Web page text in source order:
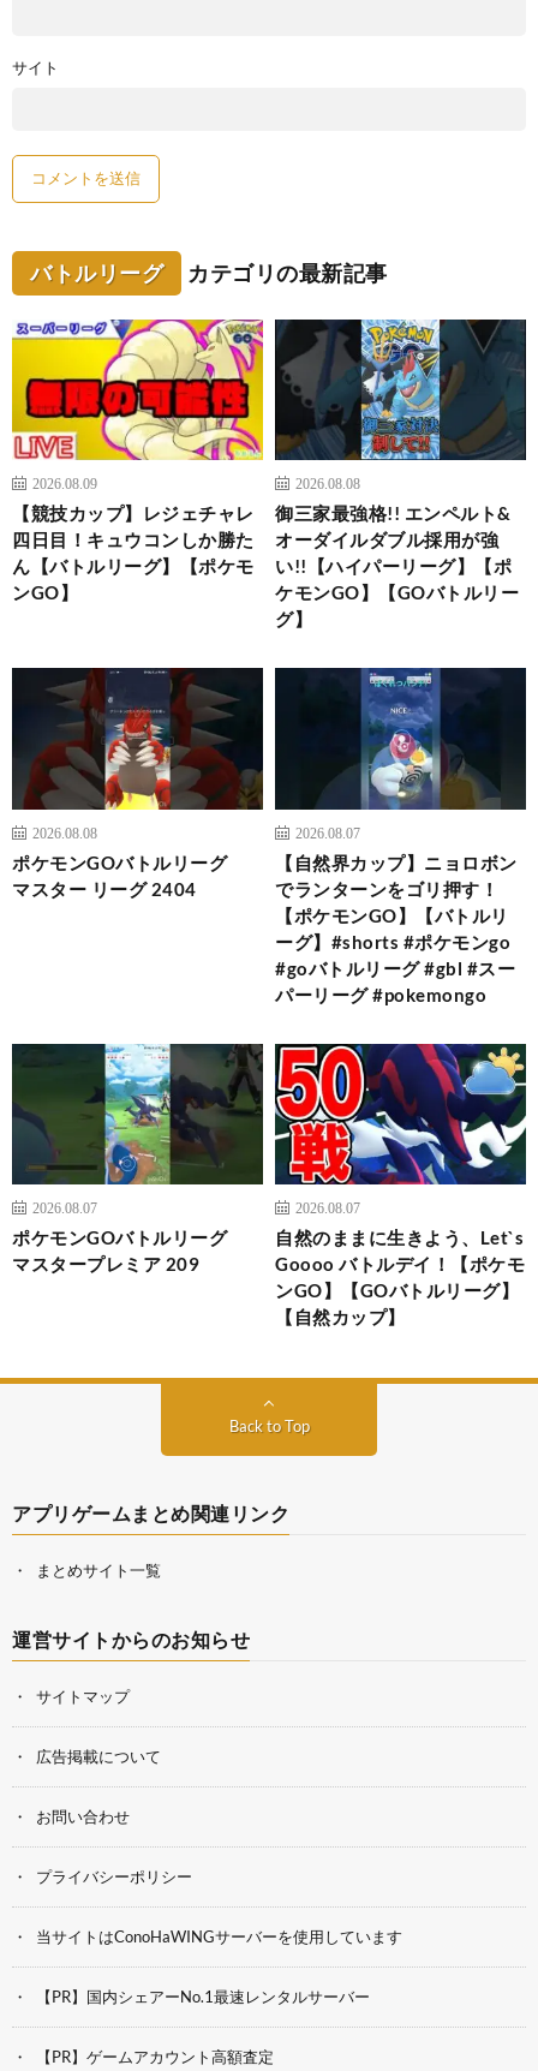
サイト
バトルリーグ カテゴリの最新記事
2026.08.09
【競技カップ】レジェチャレ
四日目！キュウコンしか勝た
ん【バトルリーグ】【ポケモ
ンGO】
2026.08.08
御三家最強格!! エンペルト&
オーダイルダブル採用が強
い!!【ハイパーリーグ】【ポ
ケモンGO】【GOバトルリー
グ】
2026.08.08
ポケモンGOバトルリーグ
マスター リーグ 2404
2026.08.07
【自然界カップ】ニョロボン
でランターンをゴリ押す！
【ポケモンGO】【バトルリ
ーグ】#shorts #ポケモンgo
#goバトルリーグ #gbl #スー
パーリーグ #pokemongo
2026.08.07
ポケモンGOバトルリーグ
マスタープレミア 209
2026.08.07
自然のままに生きよう、Let`s
Goooo バトルデイ！【ポケモ
ンGO】【GOバトルリーグ】
【自然カップ】
Back to Top
アプリゲームまとめ関連リンク
まとめサイト一覧
運営サイトからのお知らせ
サイトマップ
広告掲載について
お問い合わせ
プライバシーポリシー
当サイトはConoHaWINGサーバーを使用しています
【PR】国内シェアーNo.1最速レンタルサーバー
【PR】ゲームアカウント高額査定